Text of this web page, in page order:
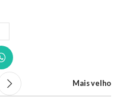
Mais velho